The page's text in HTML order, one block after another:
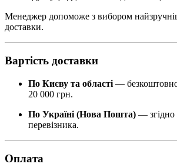
Менеджер допоможе з вибором
доставки.
Вартість доставки
По Києву та області —
20 000 грн.
По Україні (Нова Пошта) — згідно
перевізника.
Оплата